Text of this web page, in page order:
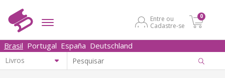
Entre ou
Cadastre-se
0
Brasil Portugal España Deutschland